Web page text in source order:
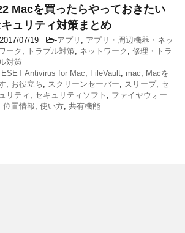
Macを買ったらやっておきたい
ュリティ対策まとめ
2017/07/19 -アプリ , アプリ・周辺機器・ネッ
ーク , トラブル対策, ネットワーク , 修理・トラ
対策
ESET Antivirus for Mac, FileVault, mac, Macを
, お役立ち, スクリーンセーバー, スリープ, セ
リティ, セキュリティソフト , ファイヤウォー
位置情報, 使い方, 共有機能